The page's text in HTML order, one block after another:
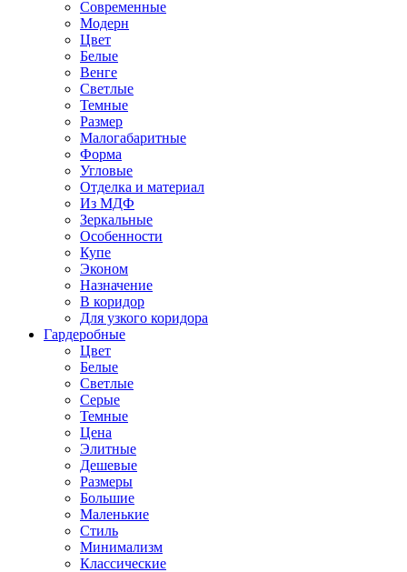
Современные
Модерн
Цвет
Белые
Венге
Светлые
Темные
Размер
Малогабаритные
Форма
Угловые
Отделка и материал
Из МДФ
Зеркальные
Особенности
Купе
Эконом
Назначение
В коридор
Для узкого коридора
Гардеробные
Цвет
Белые
Светлые
Серые
Темные
Цена
Элитные
Дешевые
Размеры
Большие
Маленькие
Стиль
Минимализм
Классические